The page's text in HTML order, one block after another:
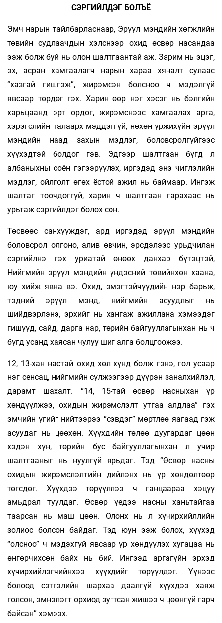
СЭРГИЙЛДЭГ БОЛЪЁ
Эмч нарын тайлбарласнаар, Эрүүл мэндийн хөгжлийн
төвийн судлаачдын хэлснээр охид өсвөр насандаа
ээж болж буй нь олон шалтгаантай аж. Зарим нь эцэг,
эх, асран хамгаалагч нарын хараа хяналт сулаас
“хазгай гишгэж”, жирэмсэн болсноо ч мэдэлгүй
явсаар төрдөг гэх. Харин өөр нэг хэсэг нь бэлгийн
харьцаанд эрт ордог, жирэмснээс хамгаалах арга,
хэрэгслийн талаарх мэддэггүй, нөхөн үржихүйн эрүүл
мэндийн наад захын мэдлэг, боловсролгүйгээс
хүүхэдтэй болдог гэв. Эдгээр шалтгаан бүгд л
албаныхны соён гэгээрүүлэх, иргэдэд энэ чиглэлийн
мэдлэг, ойлголт өгөх ёстой ажил нь баймаар. Ингэж
шалтаг тоочдоггүй, харин ч шалтгаан гарахаас нь
урьтаж сэргийлдэг болох сон.
Төсвөөс санхүүждэг, ард иргэдэд эрүүл мэндийн
боловсрол олгоно, алив өвчин, эрсдэлээс урьдчилан
сэргийлнэ гэх уриатай өнөөх данхар бүтэцтэй,
Нийгмийн эрүүл мэндийн үндэсний төвийнхөн хаана,
юу хийж явна вэ. Охид, эмэгтэйчүүдийн нэр барьж,
тэдний эрүүл мэнд, нийгмийн асуудлыг нь
шийдвэрлэнэ, эрхийг нь хангаж ажиллана хэмээдэг
гишүүд, сайд, дарга нар, төрийн байгууллагынхан нь ч
бүгд усанд хаясан чулуу шиг алга болцгоожээ.
12, 13-хан настай охид хөл хүнд болж гэнэ, гол усаар
нэг сенсац, нийгмийн сүлжээгээр дүүрэн заналхийлэл,
дарамт шахалт. “14, 15-тай өсвөр насныхан үр
хөндүүлжээ, охидын жирэмслэлт утгаа алдлаа” гэх
эмчийн үгийг нийтээрээ “сэвдэг” мөртлөө яагаад гэж
асуудаг нь цөөхөн. Хүүхдийн төлөө дуугардаг цөөн
хэдэн хүн, төрийн бус байгууллагынхан л учир
шалтгааныг нь нуулгүй ярьдаг. Тэд “Өсвөр насны
охидын жирэмслэлтийн дийлэнх нь үр хөндөлтөөр
төгсдөг. Хүүхдээ төрүүллээ ч ганцаараа хэцүү
амьдрал туулдаг. Өсвөр үедээ насны ханьтайгаа
таарсан нь маш цөөн. Олонх нь л хүчирхийллийн
золиос болсон байдаг. Тэд юун ээж болох, хүүхэд
“олсноо” ч мэдэхгүй явсаар үр хөндүүлэх хугацаа нь
өнгөрчихсөн байх нь бий. Ингээд аргагүйн эрхэд
хүчирхийлэгчийнхээ хүүхдийг төрүүлдэг. Үүнээс
болоод сэтгэлийн шархаа даалгүй хүүхдээ хаяж
голсон, эмнэлэгт орхиод зугтсан жишээ ч цөөнгүй гарч
байсан” хэмээх.